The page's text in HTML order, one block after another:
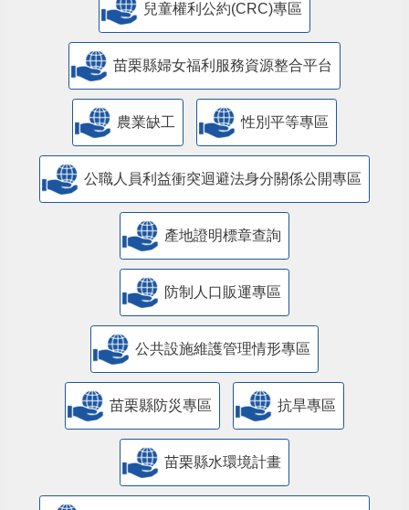
兒童權利公約(CRC)專區
苗栗縣婦女福利服務資源整合平台
農業缺工 性別平等專區
公職人員利益衝突迴避法身分關係公開專區
產地證明標章查詢
防制人口販運專區
​公共設施維護管理情形專區
苗栗縣防災專區 抗旱專區
苗栗縣水環境計畫